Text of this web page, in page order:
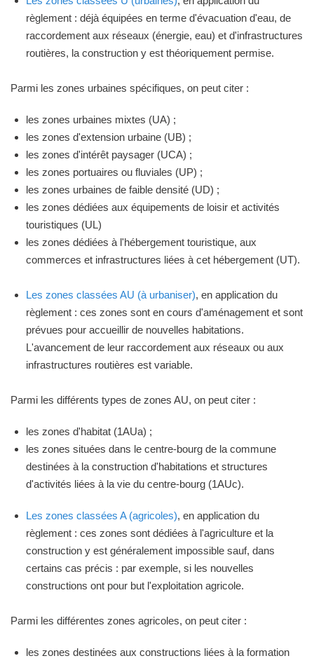
règlement : déjà équipées en terme d'évacuation d'eau, de
raccordement aux réseaux (énergie, eau) et d'infrastructures
routières, la construction y est théoriquement permise.
Parmi les zones urbaines spécifiques, on peut citer :
les zones urbaines mixtes (UA) ;
les zones d'extension urbaine (UB) ;
les zones d'intérêt paysager (UCA) ;
les zones portuaires ou fluviales (UP) ;
les zones urbaines de faible densité (UD) ;
les zones dédiées aux équipements de loisir et activités
touristiques (UL)
les zones dédiées à l'hébergement touristique, aux
commerces et infrastructures liées à cet hébergement (UT).
Les zones classées AU (à urbaniser), en application du
règlement : ces zones sont en cours d'aménagement et sont
prévues pour accueillir de nouvelles habitations.
L'avancement de leur raccordement aux réseaux ou aux
infrastructures routières est variable.
Parmi les différents types de zones AU, on peut citer :
les zones d'habitat (1AUa) ;
les zones situées dans le centre-bourg de la commune
destinées à la construction d'habitations et structures
d'activités liées à la vie du centre-bourg (1AUc).
Les zones classées A (agricoles), en application du
règlement : ces zones sont dédiées à l'agriculture et la
construction y est généralement impossible sauf, dans
certains cas précis : par exemple, si les nouvelles
constructions ont pour but l'exploitation agricole.
Parmi les différentes zones agricoles, on peut citer :
les zones destinées aux constructions liées à la formation